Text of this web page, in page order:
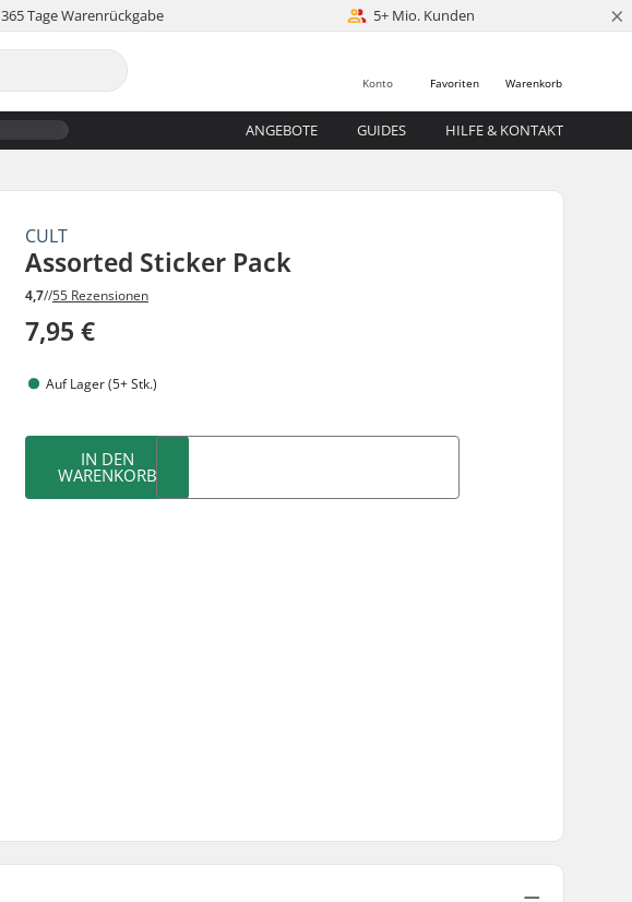
365 Tage Warenrückgabe 5+ Mio. Kunden ×
Warenkorb
Favoriten
Konto
ANGEBOTE GUIDES HILFE & KONTAKT
CULT
Assorted Sticker Pack
4,7//55 Rezensionen
7,95 €
Auf Lager (5+ Stk.)
IN DEN
WARENKORB